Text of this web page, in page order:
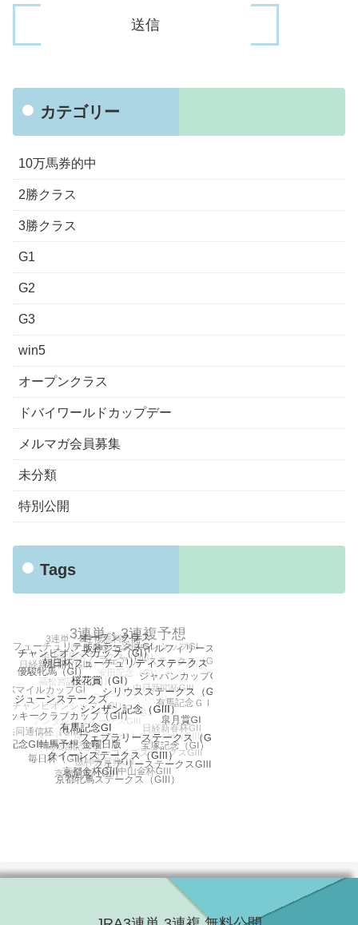
カテゴリー
10万馬券的中
2勝クラス
3勝クラス
G1
G2
G3
win5
オープンクラス
ドバイワールドカップデー
メルマガ会員募集
未分類
特別公開
Tags